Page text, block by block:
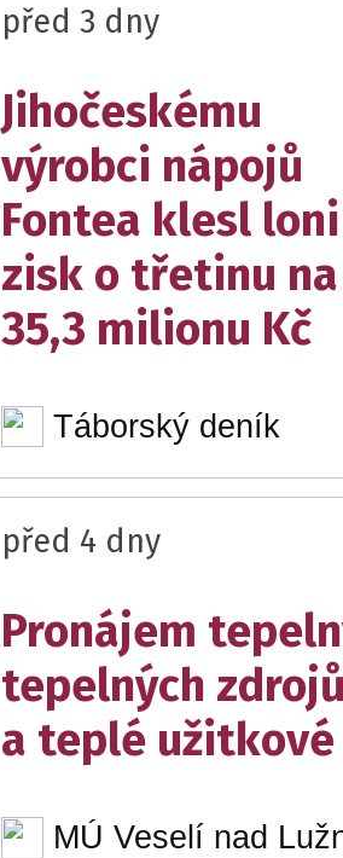
před 3 dny
Jihočeskému
výrobci nápojů
Fontea klesl loni
zisk o třetinu na
35,3 milionu Kč
Táborský deník
před 4 dny
Pronájem
tepelných
a teplé užitkové
MÚ Veselí nad